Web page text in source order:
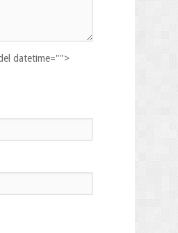
datetime="">